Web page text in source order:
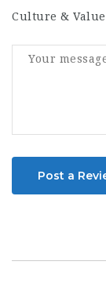
Culture & Value
Post a